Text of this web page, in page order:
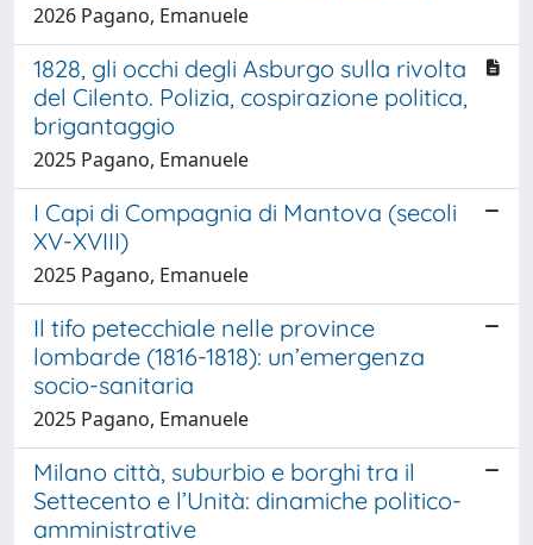
2026 Pagano, Emanuele
1828, gli occhi degli Asburgo sulla rivolta
del Cilento. Polizia, cospirazione politica,
brigantaggio
2025 Pagano, Emanuele
I Capi di Compagnia di Mantova (secoli
XV-XVIII)
2025 Pagano, Emanuele
Il tifo petecchiale nelle province
lombarde (1816-1818): un’emergenza
socio-sanitaria
2025 Pagano, Emanuele
Milano città, suburbio e borghi tra il
Settecento e l’Unità: dinamiche politico-
amministrative